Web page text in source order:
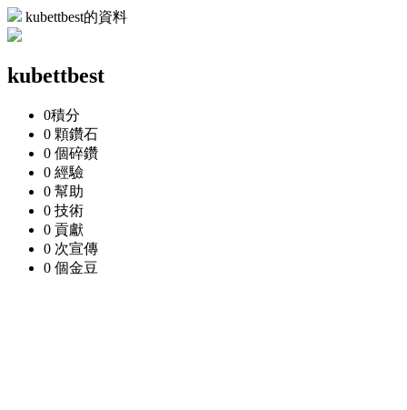
kubettbest的資料
kubettbest
0積分
0 顆鑽石
0 個碎鑽
0 經驗
0 幫助
0 技術
0 貢獻
0 次宣傳
0 個金豆